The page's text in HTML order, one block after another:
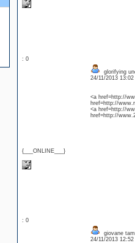
: 0
{___ONLINE___}
glorifying
24/11/2013
<a href=http://
href=http://
<a href=http://
href=http://
: 0
giovane
24/11/2013